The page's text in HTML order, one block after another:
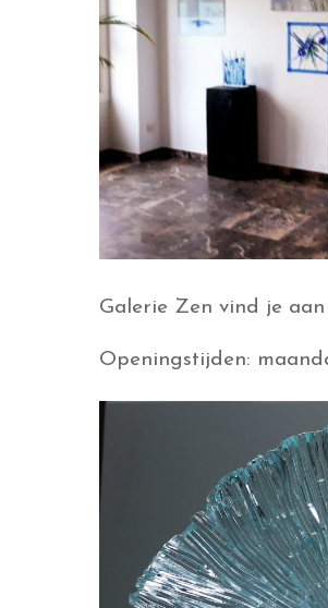
Galerie Zen vind je
Openingstijden: